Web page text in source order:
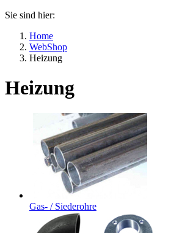
Sie sind hier:
Home
WebShop
Heizung
Heizung
Gas- / Siederohre